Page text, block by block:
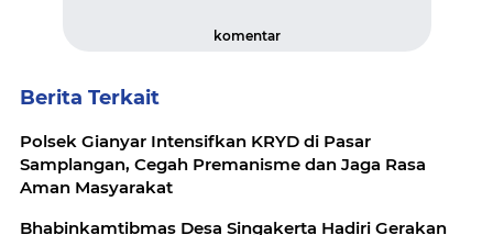
komentar
Berita Terkait
Polsek Gianyar Intensifkan KRYD di Pasar
Samplangan, Cegah Premanisme dan Jaga Rasa
Aman Masyarakat
Bhabinkamtibmas Desa Singakerta Hadiri Gerakan